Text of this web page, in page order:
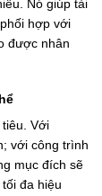
Nó giúp tài
hợp với
được nhân
Với
với công trình
mục đích sẽ
đa hiệu